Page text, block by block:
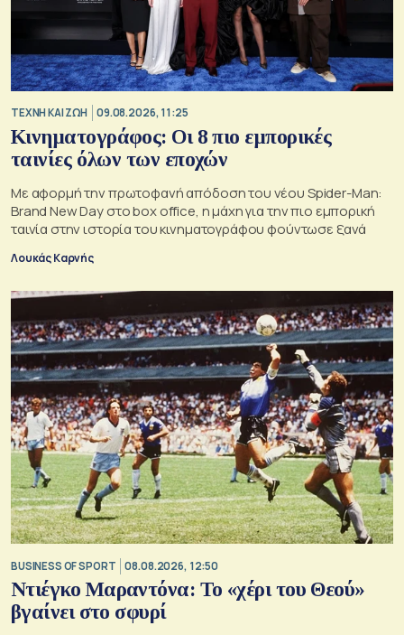
TΕΧΝΗ ΚΑΙ ΖΩΗ 09.08.2026, 11:25
Κινηματογράφος: Οι 8 πιο εμπορικές
ταινίες όλων των εποχών
Με αφορμή την πρωτοφανή απόδοση του νέου Spider-Man:
Brand New Day στο box office, η μάχη για την πιο εμπορική
ταινία στην ιστορία του κινηματογράφου φούντωσε ξανά
Λουκάς Καρνής
BUSINESS OF SPORT 08.08.2026, 12:50
Ντιέγκο Μαραντόνα: Το «χέρι του Θεού»
βγαίνει στο σφυρί